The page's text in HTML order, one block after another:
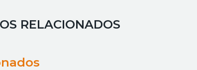
RELACIONADOS